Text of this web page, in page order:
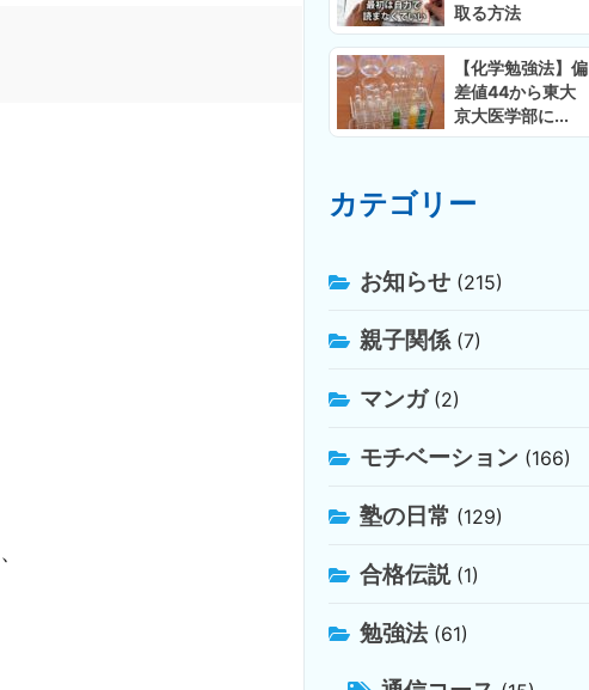
取る方法
【化学勉強法】偏
差値44から東大
京大医学部に...
カテゴリー
お知らせ (215)
親子関係 (7)
マンガ(2)
モチベーション (166)
塾の日常 (129)
合格伝説(1)
勉強法(61)